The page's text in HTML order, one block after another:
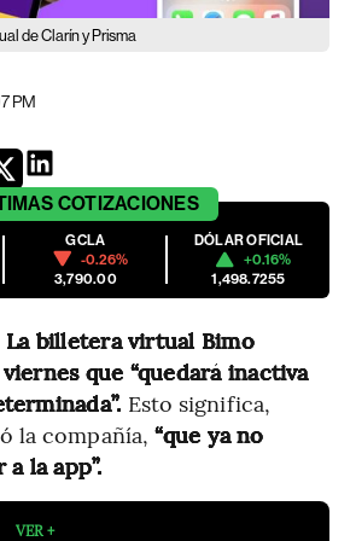
de Clarín y Prisma
PM
COTIZACIONES
GCLA
-0.26%
3,790.00
DÓLAR OFICIAL
+0.16%
1,498.7255
La billetera virtual Bimo
que “quedará inactiva
Esto significa,
la compañía, “que ya no
la app”.
VER +